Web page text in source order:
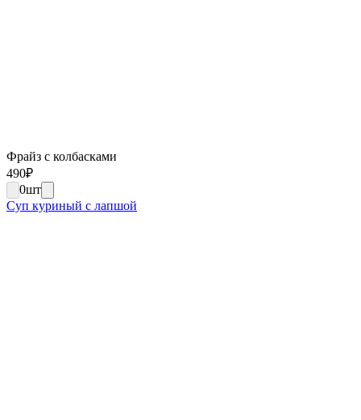
Фрайз с колбасками
490₽
0шт
Суп куриный с лапшой